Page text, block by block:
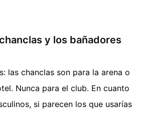
y los bañadores
las chanclas son para la arena o
Nunca para el club. En cuanto
si parecen los que usarías